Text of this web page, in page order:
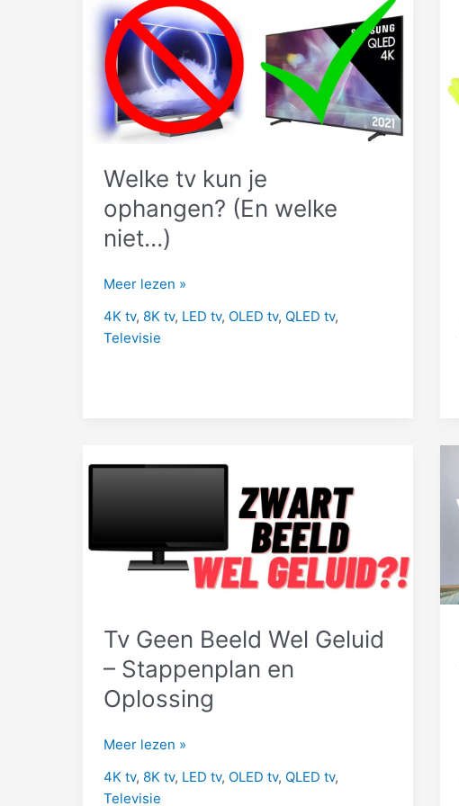
Welke tv kun je
ophangen? (En welke
niet…)
Welke
kun
je
Meer lezen »
4K tv, 8K tv, LED tv, OLED tv, QLED tv,
Televisie
Tv Geen Beeld Wel Geluid
– Stappenplan en
Oplossing
Tv
Beeld
Meer lezen »
4K tv, 8K tv, LED tv, OLED tv, QLED tv,
Televisie